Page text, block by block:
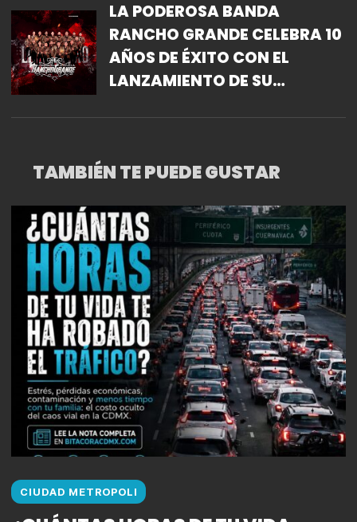
LA PODEROSA BANDA
RANCHO GRANDE CELEBRA 10
AÑOS DE ÉXITO CON EL
LANZAMIENTO DE SU
TAMBIÉN TE PUEDE GUSTAR
CIUDAD METROPOLI